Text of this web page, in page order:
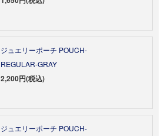
ジュエリーポーチ POUCH-
REGULAR-GRAY
2,200円(税込)
ジュエリーポーチ POUCH-